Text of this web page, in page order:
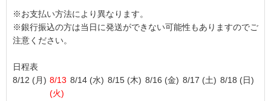
※お支払い方法により異なります。
※銀行振込の方は当日に発送ができない可能性もありますのでご
注意ください。
日程表
8/12 (月) 8/13
(火)
8/14 (水) 8/15 (木) 8/16 (金) 8/17 (土) 8/18 (日)